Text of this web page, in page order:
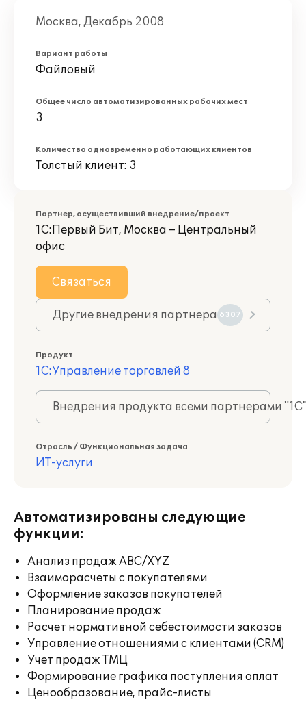
Москва, Декабрь 2008
Вариант работы
Файловый
Общее число автоматизированных рабочих мест
3
Количество одновременно работающих клиентов
Толстый клиент: 3
Партнер, осуществивший внедрение/проект
1С:Первый Бит, Москва – Центральный
офис
Связаться
Другие внедрения партнера 6307
Продукт
1С:Управление торговлей 8
Внедрения продукта всеми партнерами
Отрасль / Функциональная задача
ИТ-услуги
Автоматизированы следующие
функции:
Анализ продаж ABC/XYZ
Взаиморасчеты с покупателями
Оформление заказов покупателей
Планирование продаж
Расчет нормативной себестоимости заказов
Управление отношениями с клиентами (CRM)
Учет продаж ТМЦ
Формирование графика поступления оплат
Ценообразование, прайс-листы